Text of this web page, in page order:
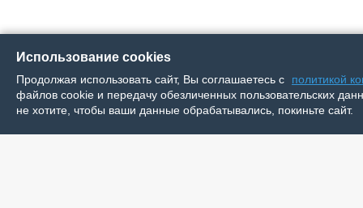
Использование cookies
Продолжая использовать сайт, Вы соглашаетесь с
политикой
файлов cookie и передачу обезличенных пользовательских
не хотите, чтобы ваши данные обрабатывались, покиньте сайт.